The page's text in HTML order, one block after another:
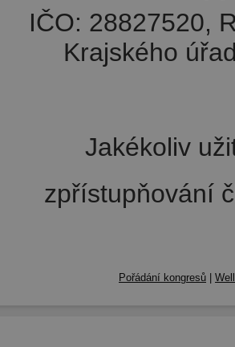
IČO: 28827520,
Krajského
Jakékoliv
zpřístupňování
Pořádání kongresů